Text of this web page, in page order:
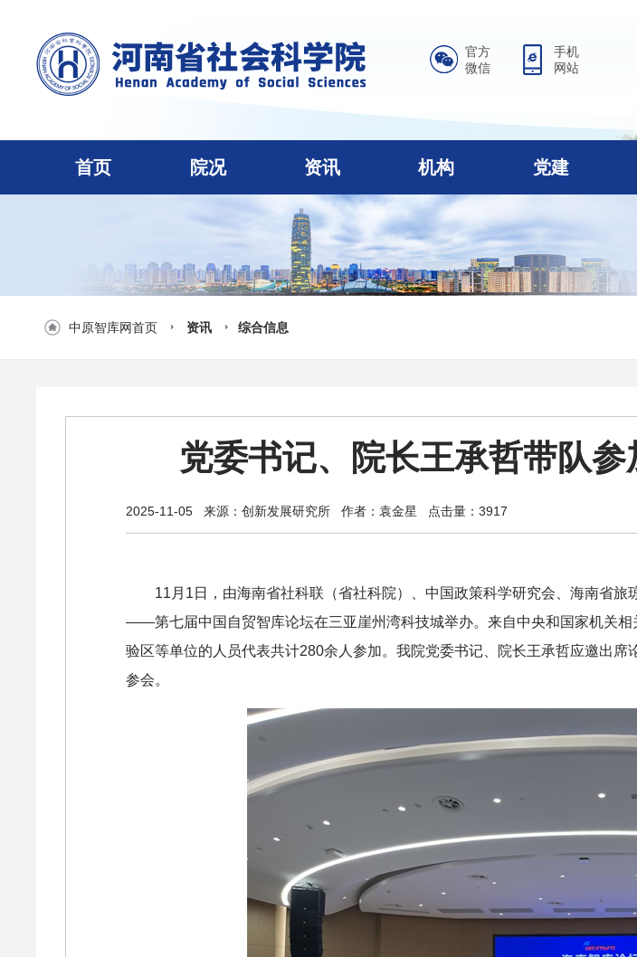
官方
微信
手机
网站
首页 院况 资讯 机构 党建
中原智库网首页 资讯 综合信息
党委书记、院长王承哲带队
2025-11-05 来源：创新发展研究所 作者：袁金星 点击量：3917
11月1日，由海南省社科联（省社科院）、中国政策科学研究会、海南省
——第七届中国自贸智库论坛在三亚崖州湾科技城举办。来自中央和国家机关
验区等单位的人员代表共计280余人参加。我院党委书记、院长王承哲应邀出席
参会。